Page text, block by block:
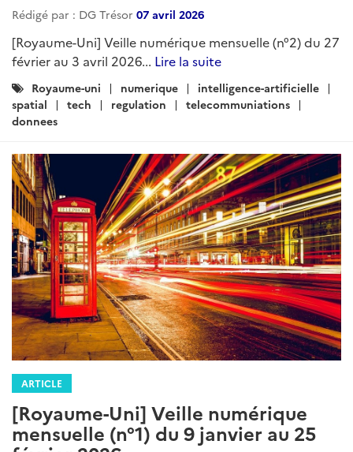
Rédigé par : DG Trésor 07 avril 2026
[Royaume-Uni] Veille numérique mensuelle (n°2) du 27
février au 3 avril 2026... Lire la suite
Catégories
:
Royaume-uni numerique
intelligence-artificielle
spatial
tech regulation
telecommuniations
donnees
ARTICLE
[Royaume-Uni] Veille numérique
mensuelle (n°1) du 9 janvier au 25